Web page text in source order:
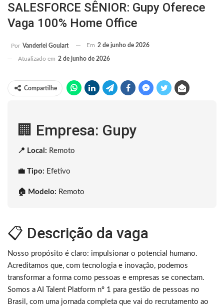
SALESFORCE SÊNIOR: Gupy Oferece
Vaga 100% Home Office
Por Vanderlei Goulart Em 2 de junho de 2026
Atualizado em 2 de junho de 2026
Compartilhe
🏢 Empresa: Gupy
📍 Local: Remoto
💼 Tipo: Efetivo
🏠 Modelo: Remoto
📋 Descrição da vaga
Nosso propósito é claro: impulsionar o potencial humano.
Acreditamos que, com tecnologia e inovação, podemos
transformar a forma como pessoas e empresas se conectam.
Somos a AI Talent Platform nº 1 para gestão de pessoas no
Brasil, com uma jornada completa que vai do recrutamento ao